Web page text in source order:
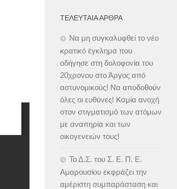
ΤΕΛΕΥΤΑΊΑ ΆΡΘΡΑ
Να μη συγκαλυφθεί το νέο
κρατικό έγκλημα που
οδήγησε στη δολοφονία του
20χρονου στο Άργος από
αστυνομικούς! Να αποδοθούν
όλες οι ευθύνες! Καμία ανοχή
στον στιγματισμό των ατόμων
με αναπηρία και των
οικογενειών τους!
Το Δ.Σ. του Σ. Ε. Π. Ε.
Αμαρουσίου εκφράζει την
αμέριστη συμπαράσταση και